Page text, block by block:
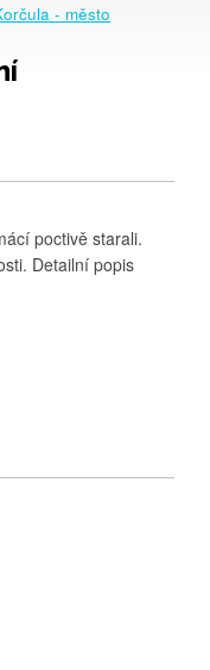
- město
poctivě starali.
Detailní popis